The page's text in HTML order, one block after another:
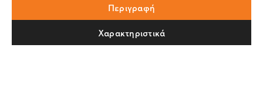
Περιγραφή
Χαρακτηριστικά